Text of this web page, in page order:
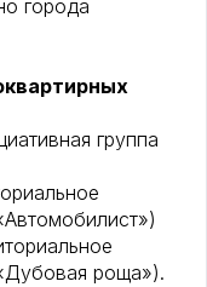
города
группа
роща»).